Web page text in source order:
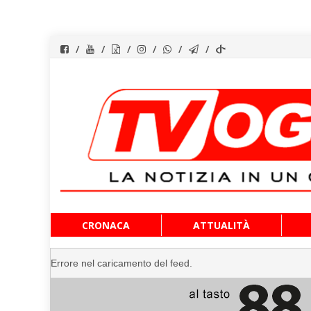
al
contenuto
CRONACA ATTUALITÀ
Errore nel caricamento del feed.